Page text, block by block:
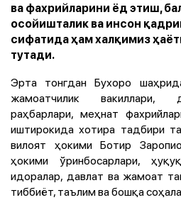
ва фахрийларини ёд этиш,
осойишталик ва инсон
сифатида ҳам халқимиз
тутади.
Эрта тонгдан Бухоро
жамоатчилик вакиллари,
раҳбарлари, меҳнат
иштирокида хотира тадбири
вилоят ҳокими Ботир
ҳокими ўринбосарлари,
идоралар, давлат ва жамоат
тиббиёт, таълим ва бошқа